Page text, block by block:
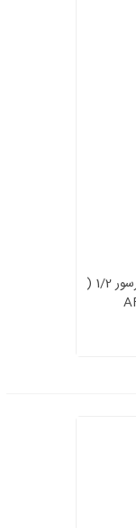
واحد مراقبت و تنظیم فشار تکی کمپرسور 1/2 (